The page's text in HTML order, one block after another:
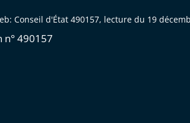
Conseil d'État 490157, lecture du 19
n° 490157